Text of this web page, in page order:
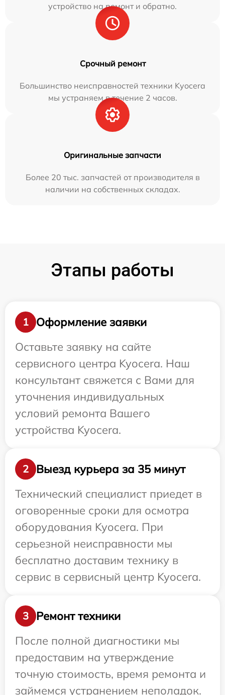
устройство на ремонт и обратно.
Срочный ремонт
Большинство неисправностей техники Kyocera
мы устраняем в течение 2 часов.
Оригинальные запчасти
Более 20 тыс. запчастей от производителя в
наличии на собственных складах.
Этапы работы
1
Оформление заявки
Оставьте заявку на сайте
сервисного центра Kyocera. Наш
консультант свяжется с Вами для
уточнения индивидуальных
условий ремонта Вашего
устройства Kyocera.
2
Выезд курьера за 35 минут
Технический специалист приедет в
оговоренные сроки для осмотра
оборудования Kyocera. При
серьезной неисправности мы
бесплатно доставим технику в
сервис в сервисный центр Kyocera.
3
Ремонт техники
После полной диагностики мы
предоставим на утверждение
точную стоимость, время ремонта и
займемся устранением неполадок.